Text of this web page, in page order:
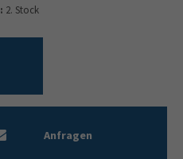
2. Stock
Anfragen